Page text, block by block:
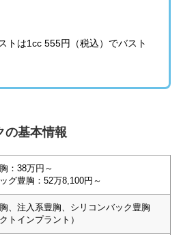
トは1cc 555円（税込）でバスト
の基本情報
：38万円～
グ豊胸：52万8,100円～
、注入系豊胸、シリコンバック豊胸
トインプラント）